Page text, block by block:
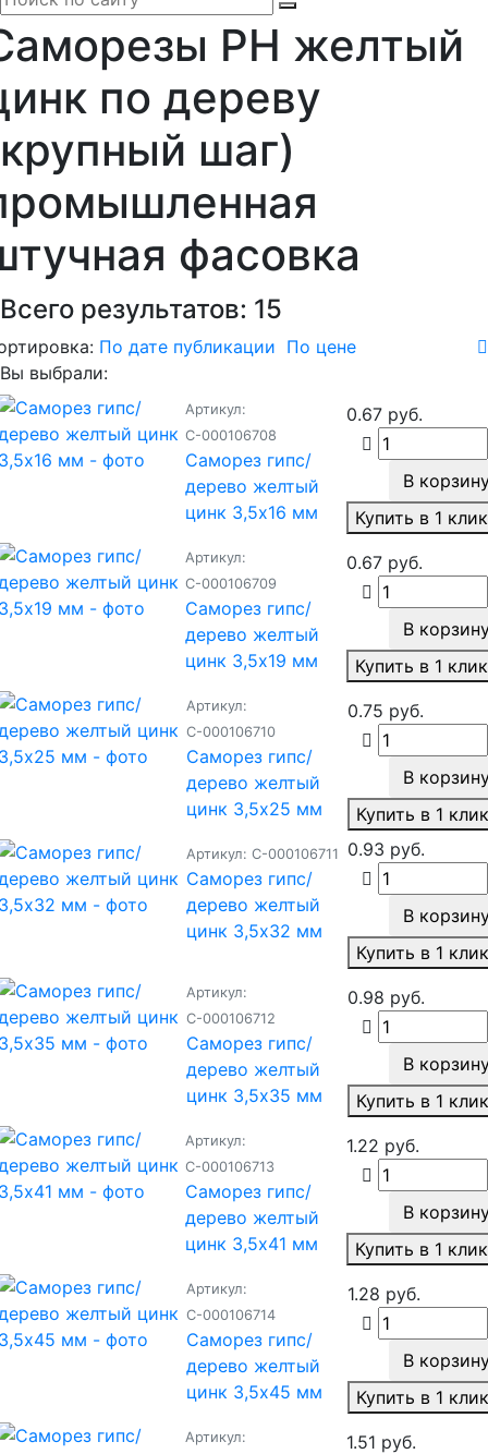
PH желтый
по дереву
шаг)
фасовка
Всего результатов: 15
По дате публикации По цене
Вы выбрали:
Артикул:
С-000106708
Саморез гипс/
дерево желтый
цинк 3,5х16 мм
0.67 руб.
В
Купить в 1 клик
Артикул:
С-000106709
Саморез гипс/
дерево желтый
цинк 3,5х19 мм
0.67 руб.
В
Купить в 1 клик
Артикул:
С-000106710
Саморез гипс/
дерево желтый
цинк 3,5х25 мм
0.75 руб.
В
Купить в 1 клик
Артикул: С-000106711
Саморез гипс/
дерево желтый
цинк 3,5х32 мм
0.93 руб.
В
Купить в 1 клик
Артикул:
С-000106712
Саморез гипс/
дерево желтый
цинк 3,5х35 мм
0.98 руб.
В
Купить в 1 клик
Артикул:
С-000106713
Саморез гипс/
дерево желтый
цинк 3,5х41 мм
1.22 руб.
В
Купить в 1 клик
Артикул:
С-000106714
Саморез гипс/
дерево желтый
цинк 3,5х45 мм
1.28 руб.
В
Купить в 1 клик
Артикул: 1.51 руб.